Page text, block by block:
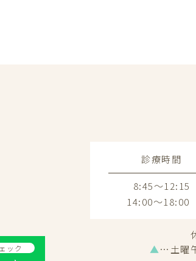
ック
診療時間
8:45～12:15
14:00～18:00
▲…土曜